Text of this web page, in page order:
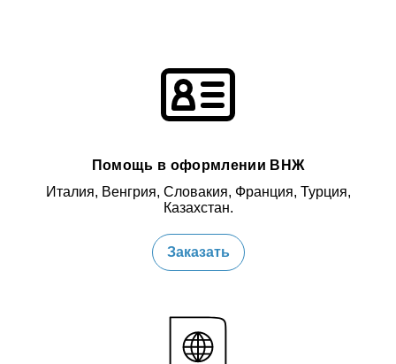
Помощь в оформлении ВНЖ
Италия, Венгрия, Словакия, Франция, Турция,
Казахстан.
Заказать